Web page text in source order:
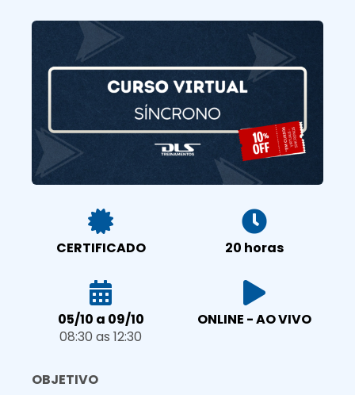
CERTIFICADO 20 horas
05/10 a 09/10
08:30 as 12:30
ONLINE - AO VIVO
OBJETIVO